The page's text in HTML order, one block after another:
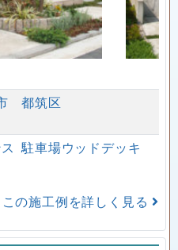
都筑区
駐車場ウッドデッキ
この施工例を詳しく見る